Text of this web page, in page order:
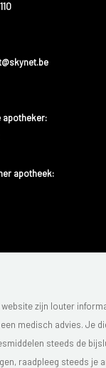
apotheker:
apotheek:
website zijn louter
medisch advies. Je
steeds de
raadpleeg steeds je